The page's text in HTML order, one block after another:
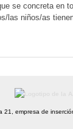
se concreta en
las niños/as
21, empresa de